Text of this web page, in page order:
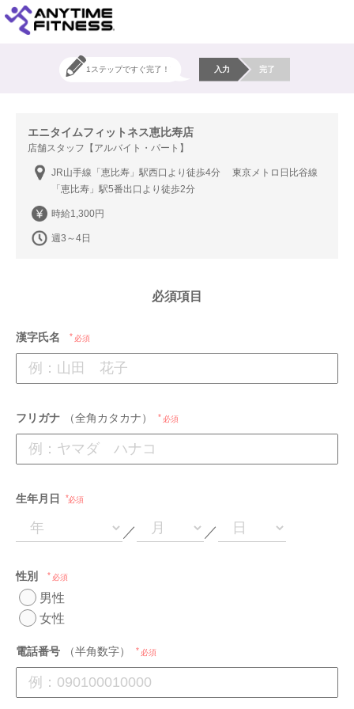
1ステップですぐ完了！ 入力 完了
エニタイムフィットネス恵比寿店
店舗スタッフ【アルバイト・パート】
JR山手線「恵比寿」駅西口より徒歩4分 東京メトロ日比谷線
「恵比寿」駅5番出口より徒歩2分
時給1,300円
週3～4日
必須項目
漢字氏名 必須
フリガナ （全角カタカナ） 必須
生年月日 必須
／ ／
性別 必須
男性
女性
電話番号 （半角数字） 必須